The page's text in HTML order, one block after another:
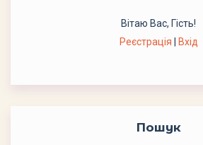
Вітаю Вас, Гість!
Реєстрація
Вхід
Пошук